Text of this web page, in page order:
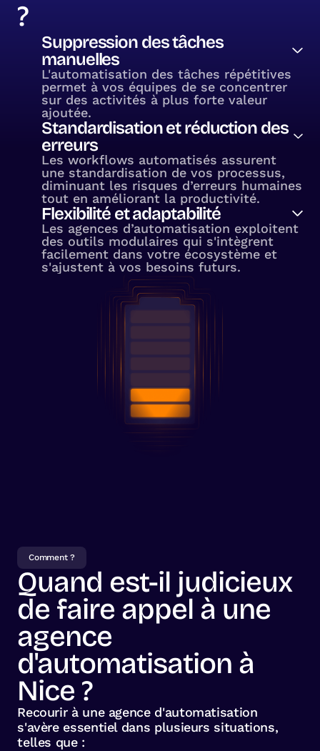
?
Suppression des tâches
manuelles
L'automatisation des tâches répétitives
permet à vos équipes de se concentrer
sur des activités à plus forte valeur
ajoutée.
Standardisation et réduction des
erreurs
Les workflows automatisés assurent
une standardisation de vos processus,
diminuant les risques d’erreurs humaines
tout en améliorant la productivité.
Flexibilité et adaptabilité
Les agences d’automatisation exploitent
des outils modulaires qui s'intègrent
facilement dans votre écosystème et
s'ajustent à vos besoins futurs.
Comment ?
Quand est-il judicieux
de faire appel à une
agence
d'automatisation à
Nice ?
Recourir à une agence d'automatisation
s'avère essentiel dans plusieurs situations,
telles que :